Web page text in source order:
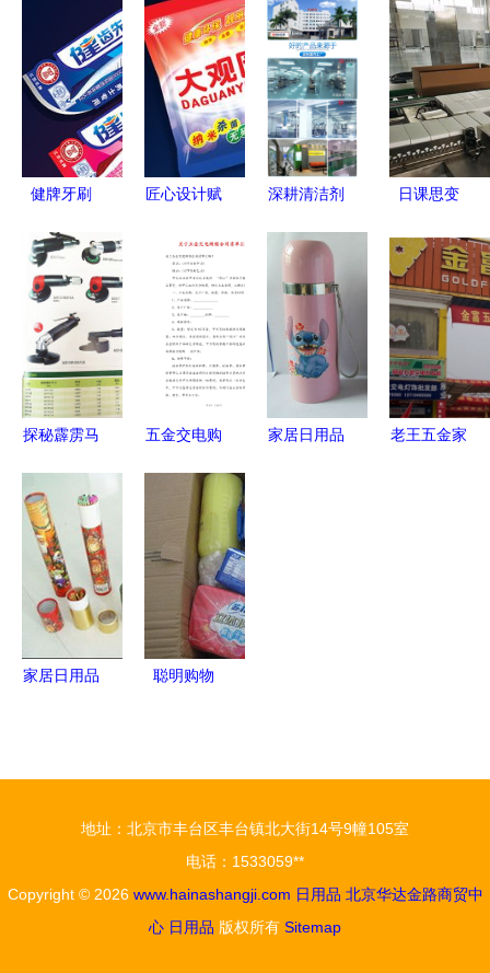
健牌牙刷
到包装设计
的系统化品
牌表达
匠心设计赋
观园洗涤用
品包装的艺
术与策略
深耕清洁剂
专业打造滚
筒波轮高效
清洁方案
日课思变
以DTM策
略重塑数字
化工厂的范
式
探秘霹雳马
机 从卓越
性能到机械
奥秘
五金交电购
汇编与实用
指南
家居日用品
老王五金家
家居日用品
聪明购物
费
地址：北京市丰台区丰台镇北大街14号9幢105室
电话：1533059**
Copyright © 2026 www.hainashangji.com 日用品 北京华达金路商贸中
心 日用品 版权所有 Sitemap